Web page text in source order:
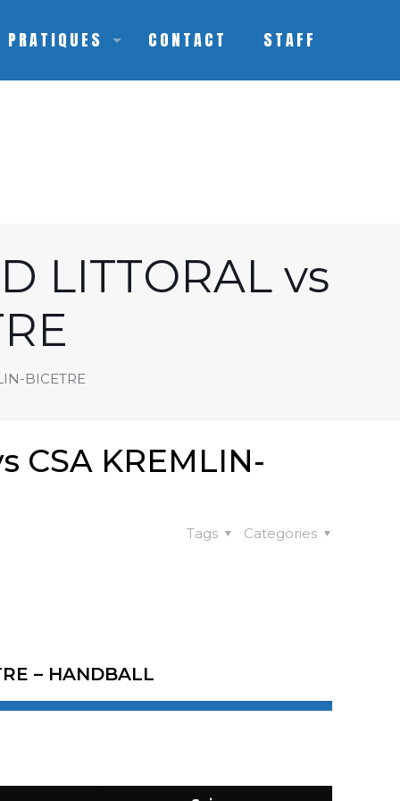
PRATIQUES CONTACT STAFF
LITTORAL vs
BICETRE
CSA KREMLIN-
Categories
Tags
– HANDBALL